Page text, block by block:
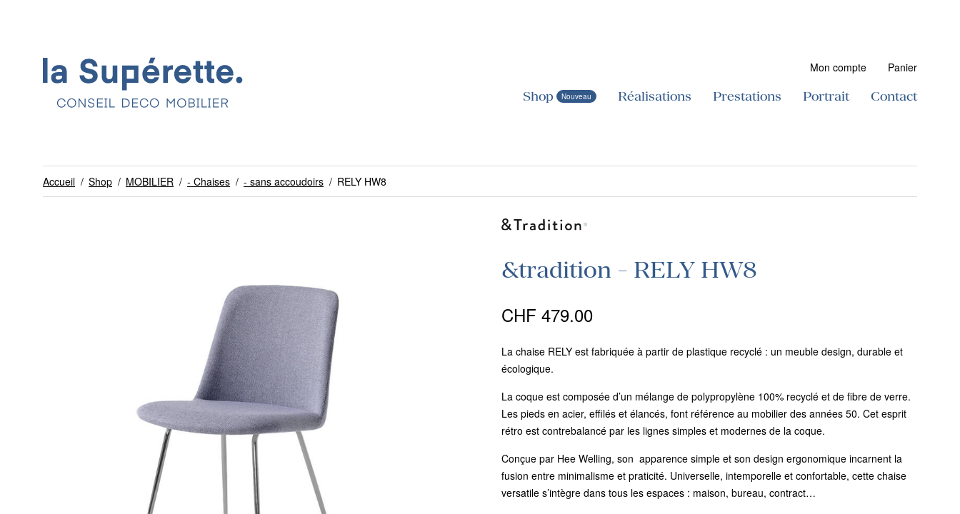
Mon compte Panier
Shop Réalisations Prestations Portrait Contact
Accueil / Shop / MOBILIER / - Chaises / - sans accoudoirs / RELY HW8
&tradition - RELY HW8
CHF 479.00
La chaise RELY est fabriquée à partir de plastique recyclé : un meuble design, durable et
écologique.
La coque est composée d’un mélange de polypropylène 100% recyclé et de fibre de verre.
Les pieds en acier, effilés et élancés, font référence au mobilier des années 50. Cet esprit
rétro est contrebalancé par les lignes simples et modernes de la coque.
Conçue par Hee Welling, son apparence simple et son design ergonomique incarnent la
fusion entre minimalisme et praticité. Universelle, intemporelle et confortable, cette chaise
versatile s’intègre dans tous les espaces : maison, bureau, contract…